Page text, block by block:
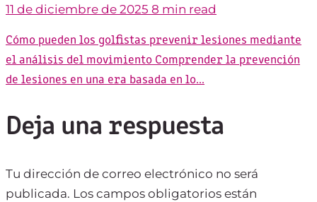
11 de diciembre de 2025 8 min read
Cómo pueden los golfistas prevenir lesiones mediante
el análisis del movimiento Comprender la prevención
de lesiones en una era basada en lo...
Deja una respuesta
Tu dirección de correo electrónico no será
publicada. Los campos obligatorios están